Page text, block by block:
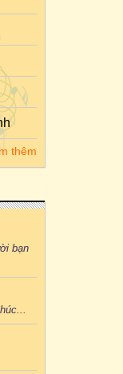
thêm
bạn